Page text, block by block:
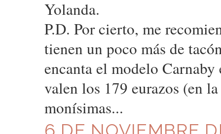
Yolanda.
P.D. Por cierto, me
tienen un poco más de
encanta el modelo
valen los 179 eurazos (en
monísimas...